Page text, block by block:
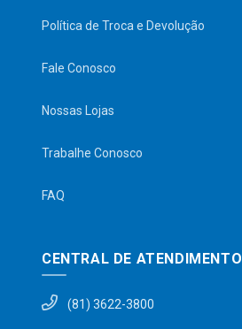
Política de Troca e Devolução
Fale Conosco
Nossas Lojas
Trabalhe Conosco
FAQ
CENTRAL DE ATENDIMENTO
(81) 3622-3800